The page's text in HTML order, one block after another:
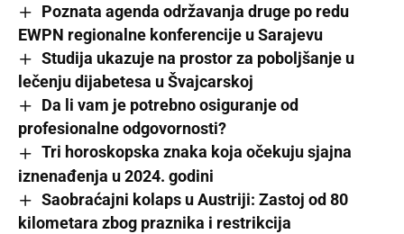
Poznata agenda održavanja druge po redu
EWPN regionalne konferencije u Sarajevu
Studija ukazuje na prostor za poboljšanje u
lečenju dijabetesa u Švajcarskoj
Da li vam je potrebno osiguranje od
profesionalne odgovornosti?
Tri horoskopska znaka koja očekuju sjajna
iznenađenja u 2024. godini
Saobraćajni kolaps u Austriji: Zastoj od 80
kilometara zbog praznika i restrikcija